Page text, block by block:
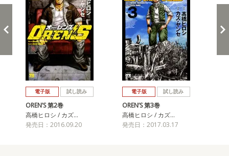
電子版 試し読み
OREN’S 第2巻
高橋ヒロシ / カズ…
発売日：2016.09.20
電子版 試し読み
OREN’S 第3巻
高橋ヒロシ / カズ…
発売日：2017.03.17